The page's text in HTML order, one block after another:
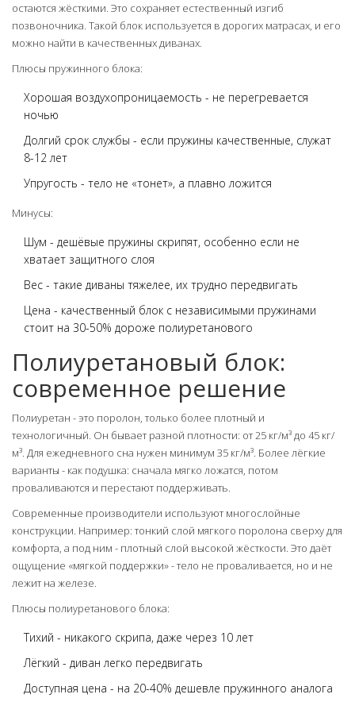
остаются жёсткими. Это сохраняет естественный изгиб
позвоночника. Такой блок используется в дорогих матрасах, и его
можно найти в качественных диванах.
Плюсы пружинного блока:
Хорошая воздухопроницаемость - не перегревается
ночью
Долгий срок службы - если пружины качественные, служат
8-12 лет
Упругость - тело не «тонет», а плавно ложится
Минусы:
Шум - дешёвые пружины скрипят, особенно если не
хватает защитного слоя
Вес - такие диваны тяжелее, их трудно передвигать
Цена - качественный блок с независимыми пружинами
стоит на 30-50% дороже полиуретанового
Полиуретановый блок:
современное решение
Полиуретан - это поролон, только более плотный и
технологичный. Он бывает разной плотности: от 25 кг/м³ до 45 кг/
м³. Для ежедневного сна нужен минимум 35 кг/м³. Более лёгкие
варианты - как подушка: сначала мягко ложатся, потом
проваливаются и перестают поддерживать.
Современные производители используют многослойные
конструкции. Например: тонкий слой мягкого поролона сверху для
комфорта, а под ним - плотный слой высокой жёсткости. Это даёт
ощущение «мягкой поддержки» - тело не проваливается, но и не
лежит на железе.
Плюсы полиуретанового блока:
Тихий - никакого скрипа, даже через 10 лет
Лёгкий - диван легко передвигать
Доступная цена - на 20-40% дешевле пружинного аналога